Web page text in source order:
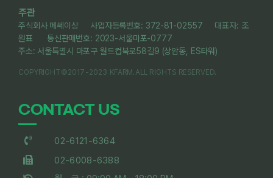
주관
주식회사 메쎄이상 사업자등록번호: 372-81-02557 대표자: 조
원표 통신판매번호: 2023-서울마포-0777
주소: 서울특별시 마포구 월드컵북로58길9 (상암동, ES타워)
COPYRIGHT©2017-2023 KFARM.ALL RIGHTS RESERVED.
CONTACT US
02-6121-6364
02-6008-6388